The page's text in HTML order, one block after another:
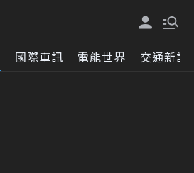
國際車訊 電能世界 交通新訊